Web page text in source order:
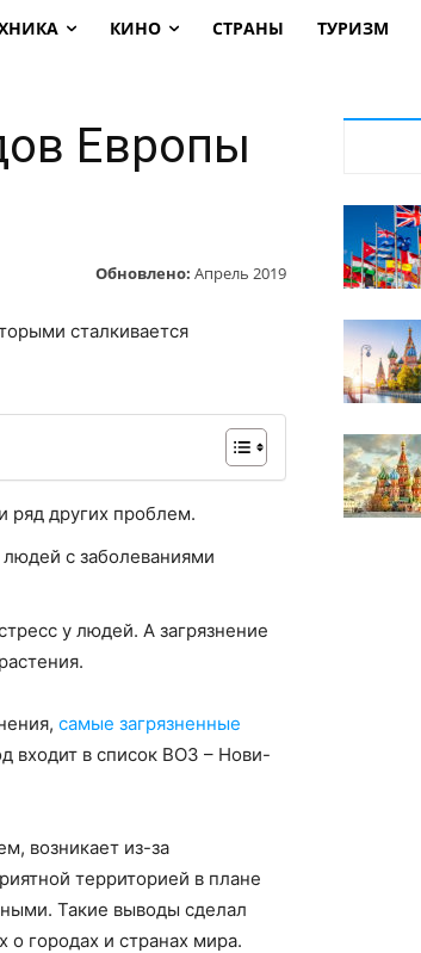
КИНО СТРАНЫ ТУРИЗМ
Европы
Обновлено: Апрель 2019
сталкивается
ряд других проблем.
людей с заболеваниями
у людей. А загрязнение
самые загрязненные
входит в список ВОЗ – Нови-
возникает из-за
территорией в плане
Такие выводы сделал
о городах и странах мира.